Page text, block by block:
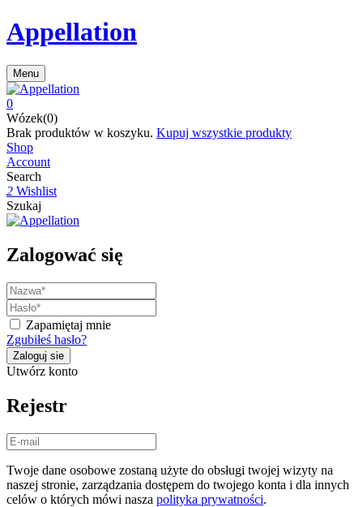
Appellation
Menu
0
Wózek(0)
Brak produktów w koszyku. Kupuj wszystkie produkty
Shop
Account
Search
2 Wishlist
Szukaj
Zalogować się
Zapamiętaj mnie
Zgubiłeś hasło?
Utwórz konto
Rejestr
Twoje dane osobowe zostaną użyte do obsługi twojej wizyty na
naszej stronie, zarządzania dostępem do twojego konta i dla innych
celów o których mówi nasza polityka prywatności.